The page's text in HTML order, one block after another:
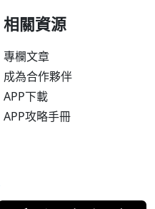
相關資源
專欄文章
成為合作夥伴
APP下載
APP攻略手冊